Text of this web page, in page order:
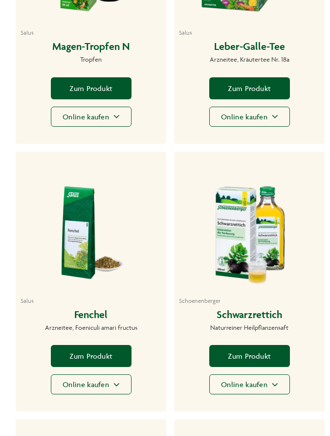
Salus
Magen-Tropfen N
Tropfen
Zum Produkt
Online kaufen
Salus
Leber-Galle-Tee
Arzneitee, Kräutertee Nr. 18a
Zum Produkt
Online kaufen
Salus
Fenchel
Arzneitee, Foeniculi amari fructus
Zum Produkt
Online kaufen
Schoenenberger
Schwarzrettich
Naturreiner Heilpflanzensaft
Zum Produkt
Online kaufen